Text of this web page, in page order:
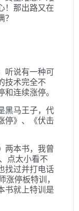
！那出路又在
听说有一种可
技术完全不
连续涨停。
黑马王子，代
停》、《伏击
两本书，我曾
点太小看不
找过并打电话
涨停板特训，
书就上特训是